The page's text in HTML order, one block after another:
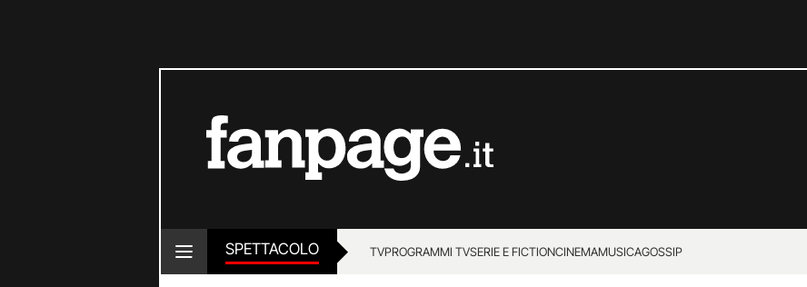
SPETTACOLO TVPROGRAMMI TVSERIE E FICTIONCINEMAMUSICAGOSSIP